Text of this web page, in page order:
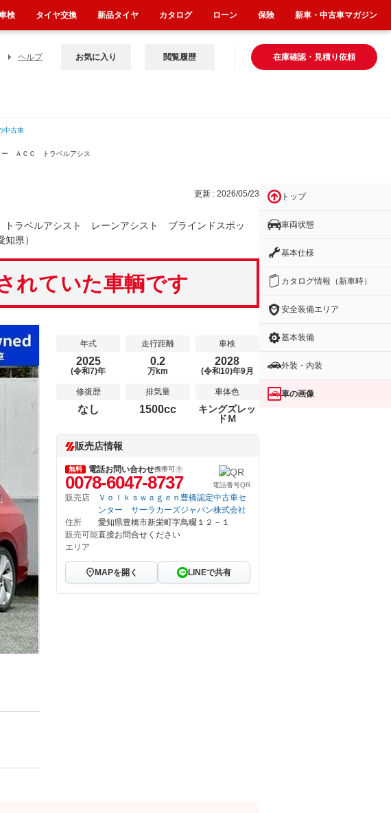
ヘルプ 在庫確認・見積り依頼
お気に入り 閲覧履歴
中古車
ー ＡＣＣ トラベルアシス
更新 : 2026/05/23
ベルアシスト レーンアシスト ブラインドスポッ
県）
れていた車輌です
年式
2025
(令和7)年
走行距離
0.2
万km
車検
2028
(令和10)年9月
修復歴
なし
排気量
1500cc
車体色
キングズレッ
ドＭ
販売店情報
無料 電話お問い合わせ携帯可
0078-6047-8737 電話番号QR
販売店
Ｖｏｌｋｓｗａｇｅｎ豊橋認定中古車セ
ンター サーラカーズジャパン株式会社
住所
愛知県豊橋市新栄町字鳥畷１２－１
販売可能
エリア
直接お問合せください
MAPを開く LINEで共有
トップ
車両状態
基本仕様
カタログ情報（新車時）
安全装備エリア
基本装備
外装・内装
車の画像
検 タイヤ交換 新品タイヤ カタログ ローン 保険 新車・中古車マガジン